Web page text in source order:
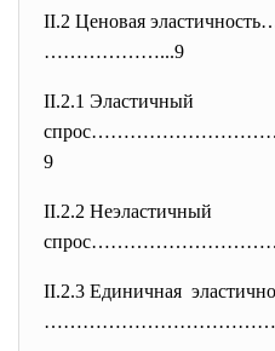
II.2 Ценовая
………………...9
II.2.1 Эластичный
9
II.2.2 Неэластичный
II.2.3 Единичная